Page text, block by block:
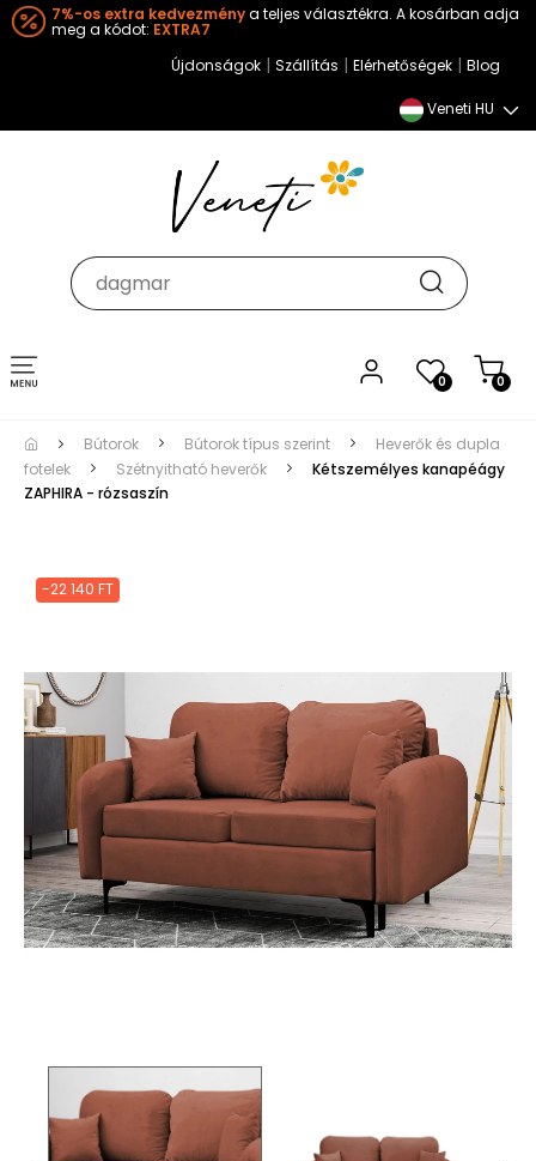
7%-os extra kedvezménya teljes választékra. A kosárban adja
meg a kódot: EXTRA7
Újdonságok | Szállítás | Elérhetőségek | Blog
Veneti HU
0 0
Toggle
navigation
Bútorok Bútorok típus szerint
Heverők és dupla
fotelek
Szétnyitható heverők
Kétszemélyes kanapéágy
ZAPHIRA - rózsaszín
-22 140 FT